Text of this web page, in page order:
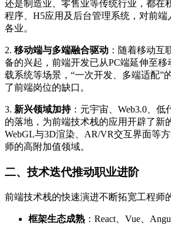
还是制造业、零售业等传统行业，都在
程序、H5应用及后台管理系统，对前
各业。
2. 移动端与多端融合驱动 ：随着移动互
备的兴起，前端开发已从PC端延伸至
载系统等场景，“一次开发、多端适配”
了前端岗位的缺口。
3. 新兴领域加持：元宇宙、Web3.0、低
的落地，为前端技术栈的应用开辟了新
WebGL与3D渲染、AR/VR交互界面等
师的高附加值领域。
二、技术迭代推动职业进阶
前端技术栈的快速演进不断拓宽工程师
框架生态成熟 ：React、Vue、